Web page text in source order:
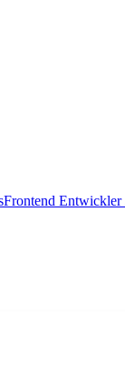
Frontend Entwickler